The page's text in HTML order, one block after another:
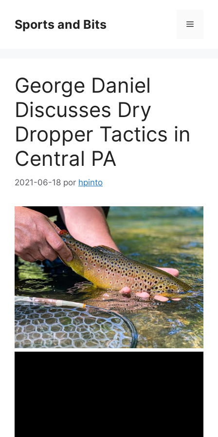
contenido
Sports and Bits Menú
George Daniel
Discusses Dry
Dropper Tactics in
Central PA
2021-06-18 por hpinto